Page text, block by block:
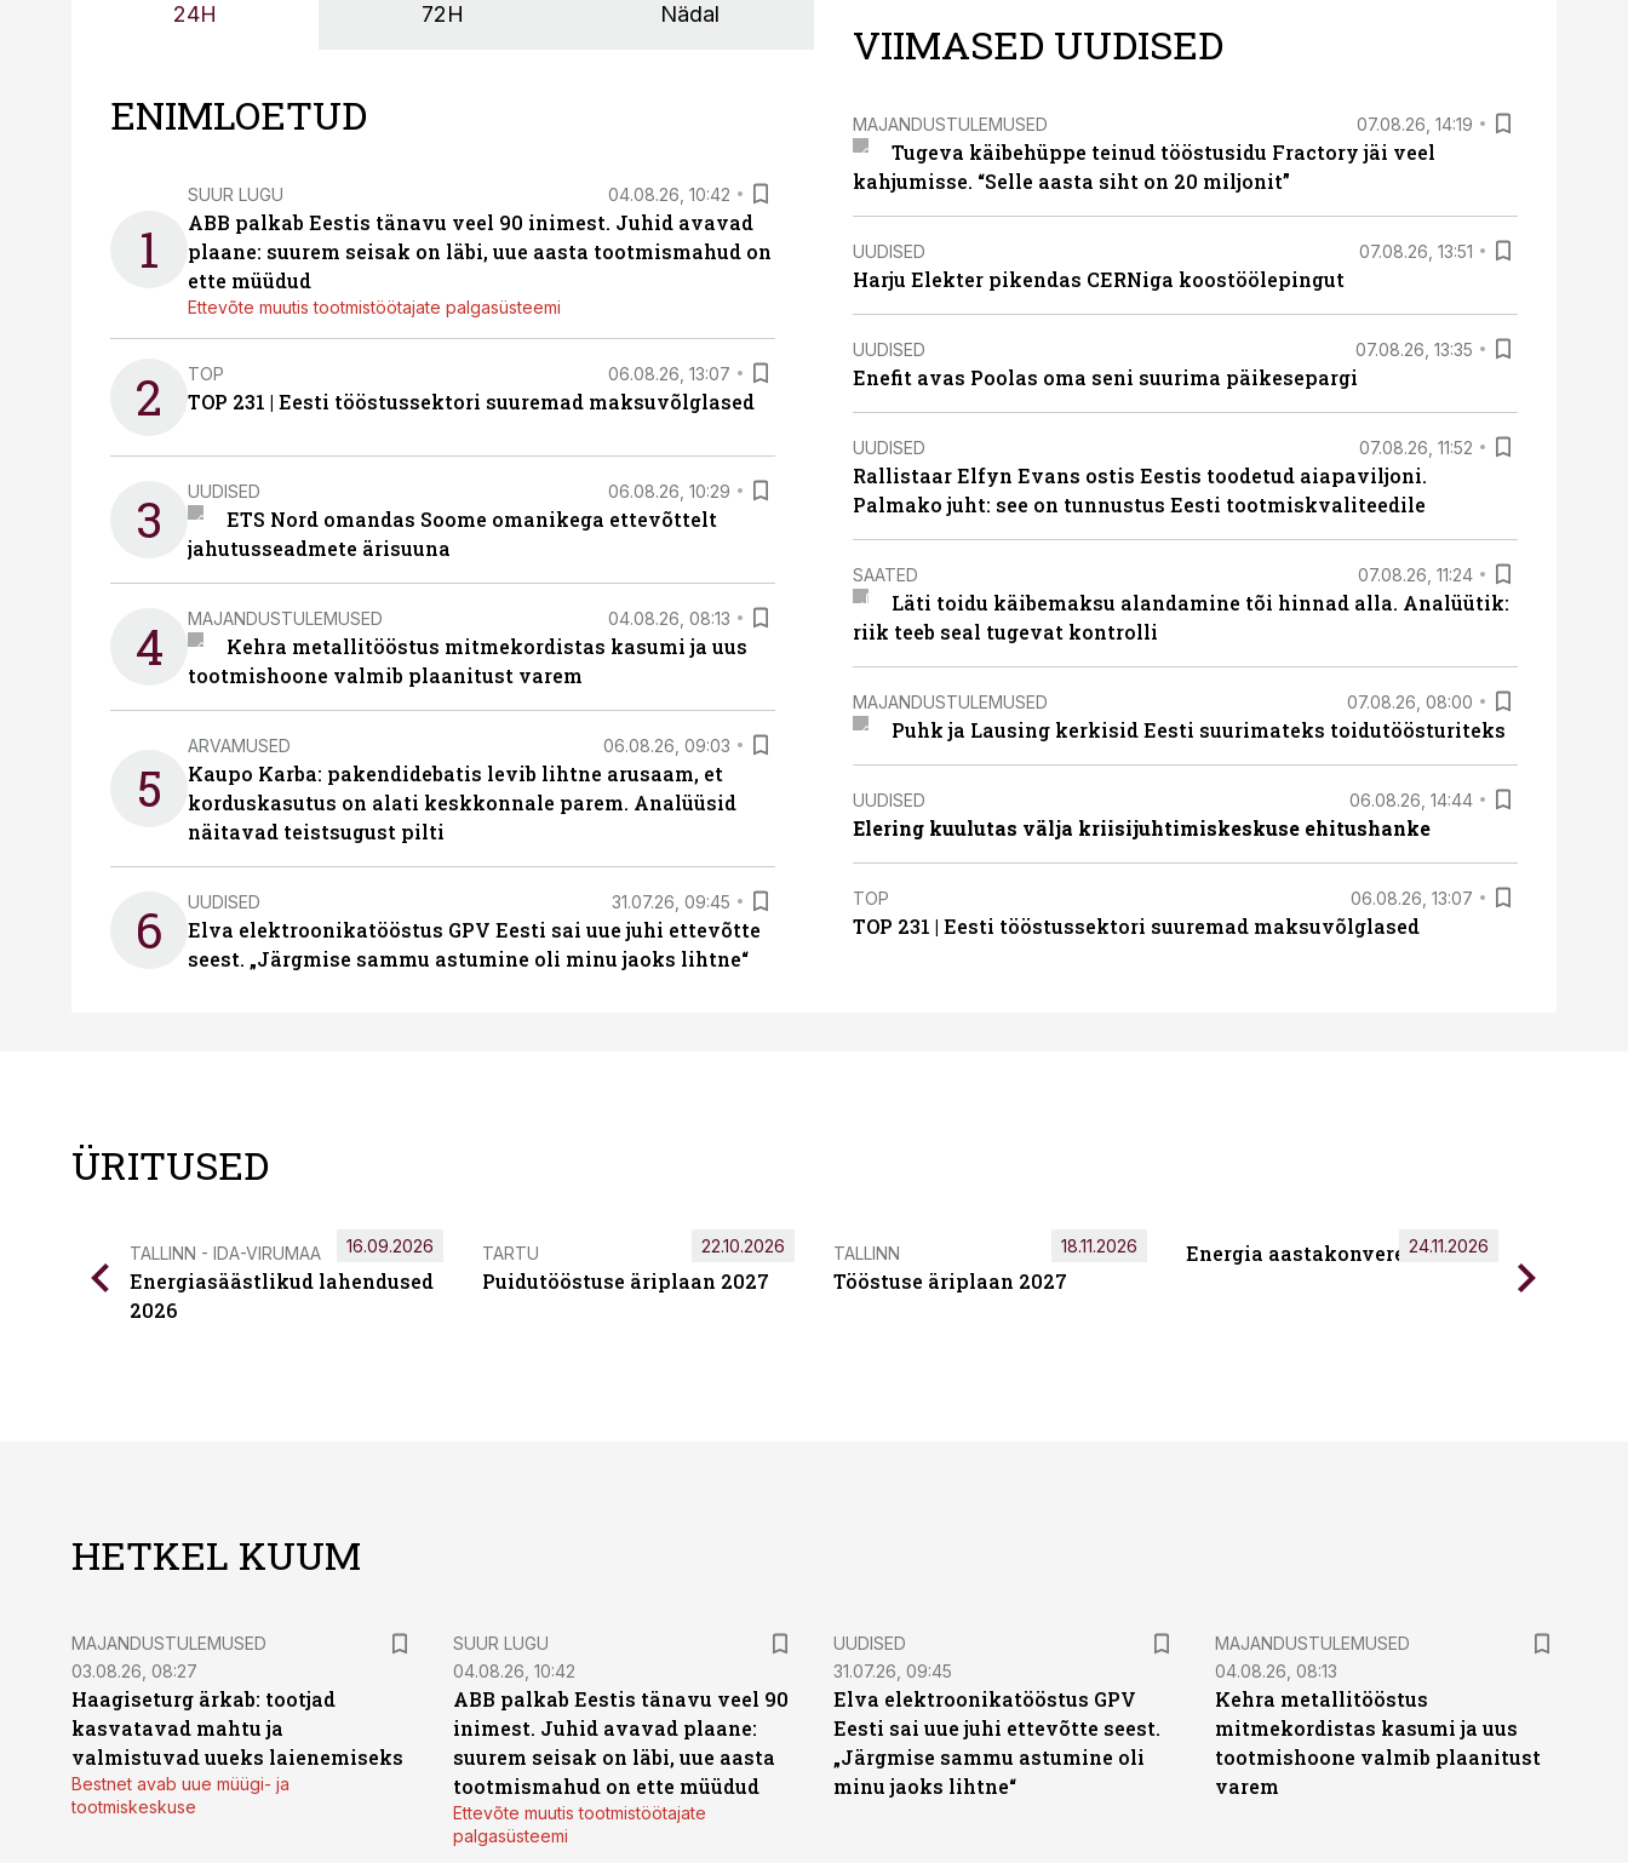
24H 72H Nädal
ENIMLOETUD
1
SUUR LUGU 04.08.26, 10:42
ABB palkab Eestis tänavu veel 90 inimest. Juhid avavad
plaane: suurem seisak on läbi, uue aasta tootmismahud on
ette müüdud
Ettevõte muutis tootmistöötajate palgasüsteemi
2 TOP 06.08.26, 13:07
TOP 231 | Eesti tööstussektori suuremad maksuvõlglased
3 UUDISED 06.08.26, 10:29
ETS Nord omandas Soome omanikega ettevõttelt
jahutusseadmete ärisuuna
4 MAJANDUSTULEMUSED 04.08.26, 08:13
Kehra metallitööstus mitmekordistas kasumi ja uus
tootmishoone valmib plaanitust varem
5
ARVAMUSED 06.08.26, 09:03
Kaupo Karba: pakendidebatis levib lihtne arusaam, et
korduskasutus on alati keskkonnale parem. Analüüsid
näitavad teistsugust pilti
6 UUDISED 31.07.26, 09:45
Elva elektroonikatööstus GPV Eesti sai uue juhi ettevõtte
seest. „Järgmise sammu astumine oli minu jaoks lihtne“
VIIMASED UUDISED
MAJANDUSTULEMUSED 07.08.26, 14:19
Tugeva käibehüppe teinud tööstusidu Fractory jäi veel
kahjumisse. “Selle aasta siht on 20 miljonit”
UUDISED 07.08.26, 13:51
Harju Elekter pikendas CERNiga koostöölepingut
UUDISED 07.08.26, 13:35
Enefit avas Poolas oma seni suurima päikesepargi
UUDISED 07.08.26, 11:52
Rallistaar Elfyn Evans ostis Eestis toodetud aiapaviljoni.
Palmako juht: see on tunnustus Eesti tootmiskvaliteedile
SAATED 07.08.26, 11:24
Läti toidu käibemaksu alandamine tõi hinnad alla. Analüütik:
riik teeb seal tugevat kontrolli
MAJANDUSTULEMUSED 07.08.26, 08:00
Puhk ja Lausing kerkisid Eesti suurimateks toidutöösturiteks
UUDISED 06.08.26, 14:44
Elering kuulutas välja kriisijuhtimiskeskuse ehitushanke
TOP 06.08.26, 13:07
TOP 231 | Eesti tööstussektori suuremad maksuvõlglased
ÜRITUSED
TALLINN - IDA-VIRUMAA
Energiasäästlikud lahendused
2026
16.09.2026 TARTU
Puidutööstuse äriplaan 2027
22.10.2026 TALLINN
Tööstuse äriplaan 2027
18.11.2026 Energia aastakonverents 2026
24.11.2026
HETKEL KUUM
MAJANDUSTULEMUSED
03.08.26, 08:27
Haagiseturg ärkab: tootjad
kasvatavad mahtu ja
valmistuvad uueks laienemiseks
Bestnet avab uue müügi- ja
tootmiskeskuse
SUUR LUGU
04.08.26, 10:42
ABB palkab Eestis tänavu veel 90
inimest. Juhid avavad plaane:
suurem seisak on läbi, uue aasta
tootmismahud on ette müüdud
Ettevõte muutis tootmistöötajate
palgasüsteemi
UUDISED
31.07.26, 09:45
Elva elektroonikatööstus GPV
Eesti sai uue juhi ettevõtte seest.
„Järgmise sammu astumine oli
minu jaoks lihtne“
MAJANDUSTULEMUSED
04.08.26, 08:13
Kehra metallitööstus
mitmekordistas kasumi ja uus
tootmishoone valmib plaanitust
varem